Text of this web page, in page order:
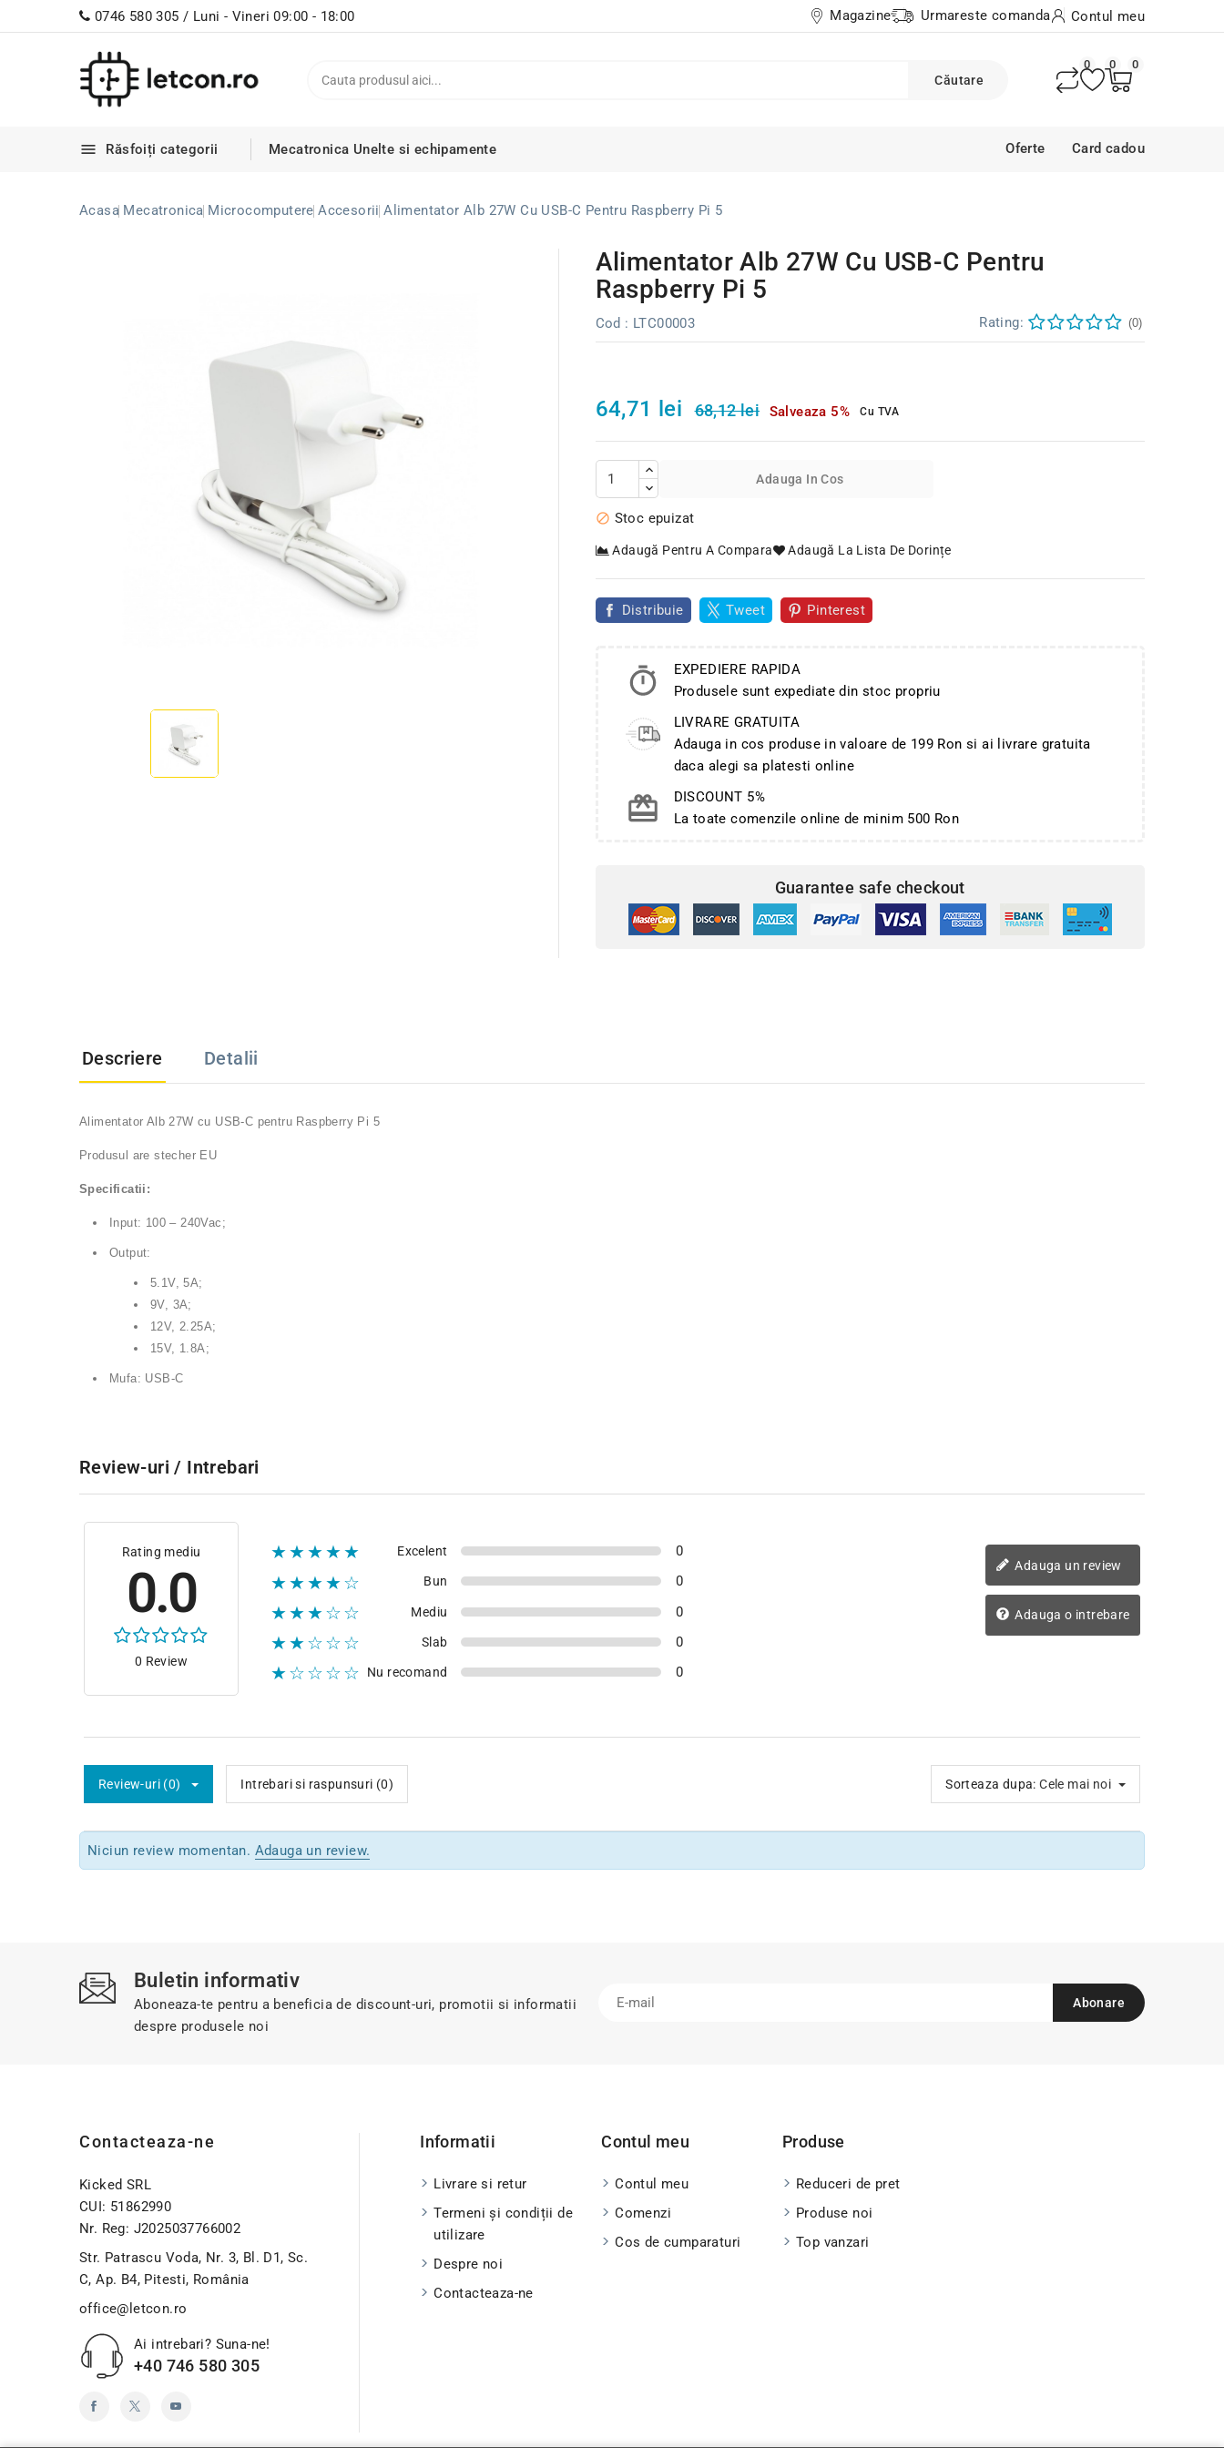
0746 580 305 / Luni - Vineri 09:00 - 18:00 Magazine Urmareste comanda Contul meu
Căutare
0 0 0
 Răsfoiți categorii Mecatronica Unelte si echipamente Oferte Card cadou
Acasa Mecatronica Microcomputere Accesorii Alimentator Alb 27W Cu USB-C Pentru Raspberry Pi 5
Alimentator Alb 27W Cu USB-C Pentru
Raspberry Pi 5
Cod : LTC00003 Rating: (0)
64,71 lei 68,12 lei Salveaza 5% Cu TVA
Adauga In Cos
 Stoc epuizat
Adaugă Pentru A Compara Adaugă La Lista De Dorințe
Distribuie Tweet Pinterest
EXPEDIERE RAPIDA
Produsele sunt expediate din stoc propriu
LIVRARE GRATUITA
Adauga in cos produse in valoare de 199 Ron si ai livrare gratuita
daca alegi sa platesti online
DISCOUNT 5%
La toate comenzile online de minim 500 Ron
Guarantee safe checkout
Descriere Detalii
Alimentator Alb 27W cu USB-C pentru Raspberry Pi 5
Produsul are stecher EU
Specificatii:
Input: 100 – 240Vac;
Output:
5.1V, 5A;
9V, 3A;
12V, 2.25A;
15V, 1.8A;
Mufa: USB-C
Review-uri / Intrebari
Rating mediu
0.0
0 Review
★★★★★ Excelent 0
★★★★☆ Bun 0
★★★☆☆ Mediu 0
★★☆☆☆ Slab 0
★☆☆☆☆ Nu recomand 0
Adauga un review
Adauga o intrebare
Review-uri (0) Intrebari si raspunsuri (0) Sorteaza dupa: Cele mai noi
Niciun review momentan. Adauga un review.
Buletin informativ
Aboneaza-te pentru a beneficia de discount-uri, promotii si informatii
despre produsele noi
Contacteaza-ne
Kicked SRL
CUI: 51862990
Nr. Reg: J2025037766002
Str. Patrascu Voda, Nr. 3, Bl. D1, Sc.
C, Ap. B4, Pitesti, România
office@letcon.ro
Ai intrebari? Suna-ne!
+40 746 580 305
Informatii
Livrare si retur
Termeni și condiții de
utilizare
Despre noi
Contacteaza-ne
Contul meu
Contul meu
Comenzi
Cos de cumparaturi
Produse
Reduceri de pret
Produse noi
Top vanzari